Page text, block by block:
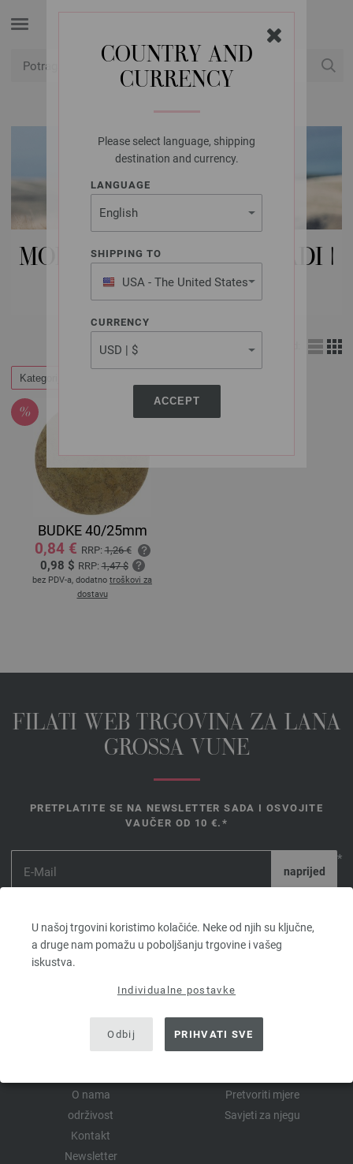
COUNTRY AND
CURRENCY
Please select language, shipping
destination and currency.
LANGUAGE
SHIPPING TO
USA - The United States
of America
CURRENCY
ACCEPT
U našoj trgovini koristimo kolačiće. Neke od njih su ključne,
a druge nam pomažu u poboljšanju trgovine i vašeg
iskustva.
Individualne postavke
Odbij PRIHVATI SVE
MODNI DODACI | DUGMADI |
BUDKE
Kategorije
BUDKE 40/25mm
0,84 € RRP:1,26 €
0,98 $ RRP:1,47 $
bez PDV-a, dodatno troškovi za
dostavu
FILATI WEB TRGOVINA ZA LANA
GROSSA VUNE
PRETPLATITE SE NA NEWSLETTER SADA I OSVOJITE
VAUČER OD 10 €.*
*
vrijedi 14
dana. Minimalna vrijednost narudžbe 45,- €. Za prvu prijavu. Po
kupcu i narudžbi može se iskoristiti samo jedan bon.
O nama
održivost
Kontakt
Newsletter
Pretvoriti mjere
Savjeti za njegu